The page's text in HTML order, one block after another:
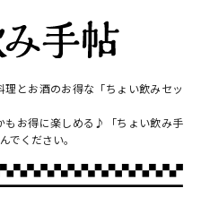
とお酒のお得な「ちょい飲みセッ
もお得に楽しめる♪「ちょい飲み手
でください。